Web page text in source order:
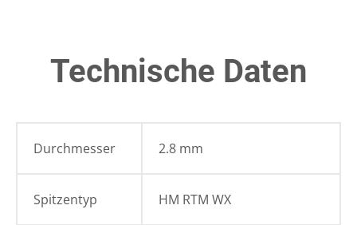
Technische Daten
Durchmesser 2.8 mm
Spitzentyp HM RTM WX